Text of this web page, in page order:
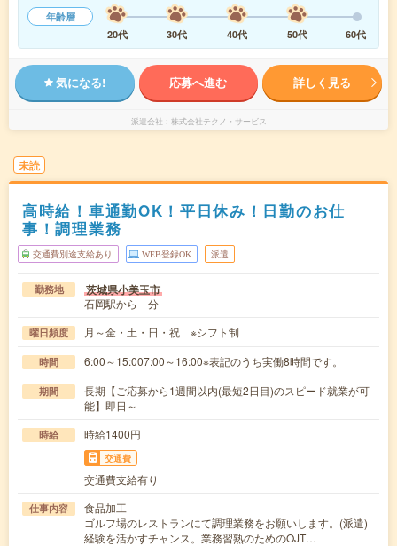
年齢層
20代
30代 40代 50代 60代
気になる! 応募へ進む 詳しく見る
派遣会社 株式会社テクノ・サービス
未読
高時給！車通勤OK！平日休み！日勤のお仕
事！調理業務
交通費別途支給あり WEB登録OK 派遣
勤務地 茨城県小美玉市
石岡駅から---分
曜日頻度 月～金・土・日・祝 ※シフト制
時間 6:00～15:007:00～16:00※表記のうち実働8時間です。
期間
長期【ご応募から1週間以内(最短2日目)のスピード就業が可
能】即日～
時給 時給1400円
交通費
交通費支給有り
仕事内容
食品加工
ゴルフ場のレストランにて調理業務をお願いします。(派遣)
経験を活かすチャンス。業務習熟のためのOJT…